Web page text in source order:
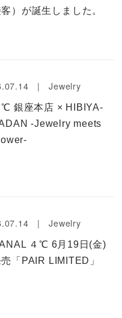
）が誕生しました。
|Jewelry
℃ 銀座本店 × HIBIYA-
-Jewelry meets
|Jewelry
４℃ 6月19日(金)
「PAIR LIMITED」